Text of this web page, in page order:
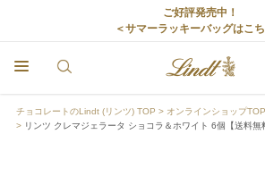
ご好評発売中！
＜サマーラッキーバッグはこ
チョコレートのLindt (リンツ) TOP オンラインショップTOP
リンツ クレマジェラータ ショコラ＆ホワイト 6個【送料無